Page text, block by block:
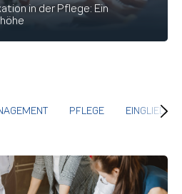
in der Pflege: Ein
PFLEGE